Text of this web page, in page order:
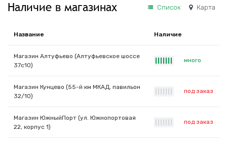
Наличие в магазинах Список Карта
Название Наличие
Магазин Алтуфьево (Алтуфьевское шоссе
37с10)
много
Магазин Кунцево (55-й км МКАД, павильон
32/10)
под заказ
Магазин ЮжныйПорт (ул. Южнопортовая
22, корпус 1)
под заказ